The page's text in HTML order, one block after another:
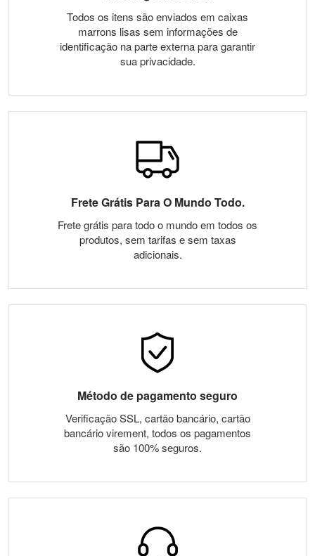
Todos os itens são enviados em caixas
marrons lisas sem informações de
identificação na parte externa para garantir
sua privacidade.
Frete Grátis Para O Mundo Todo.
Frete grátis para todo o mundo em todos os
produtos, sem tarifas e sem taxas
adicionais.
Método de pagamento seguro
Verificação SSL, cartão bancário, cartão
bancário virement, todos os pagamentos
são 100% seguros.